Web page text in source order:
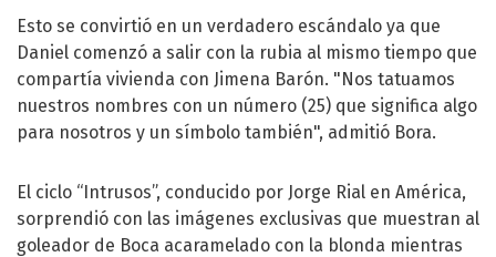
Esto se convirtió en un verdadero escándalo ya que
Daniel comenzó a salir con la rubia al mismo tiempo que
compartía vivienda con Jimena Barón. "Nos tatuamos
nuestros nombres con un número (25) que significa algo
para nosotros y un símbolo también", admitió Bora.
El ciclo “Intrusos”, conducido por Jorge Rial en América,
sorprendió con las imágenes exclusivas que muestran al
goleador de Boca acaramelado con la blonda mientras